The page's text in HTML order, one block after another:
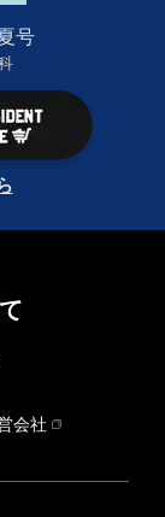
号
会社